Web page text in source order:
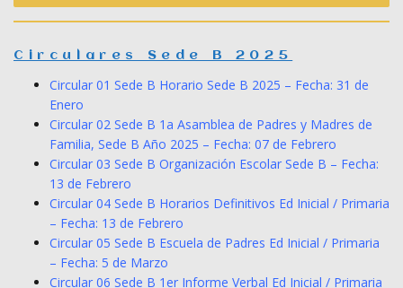
Circulares Sede B 2025
Circular 01 Sede B Horario Sede B 2025 – Fecha: 31 de
Enero
Circular 02 Sede B 1a Asamblea de Padres y Madres de
Familia, Sede B Año 2025 – Fecha: 07 de Febrero
Circular 03 Sede B Organización Escolar Sede B – Fecha:
13 de Febrero
Circular 04 Sede B Horarios Definitivos Ed Inicial / Primaria
– Fecha: 13 de Febrero
Circular 05 Sede B Escuela de Padres Ed Inicial / Primaria
– Fecha: 5 de Marzo
Circular 06 Sede B 1er Informe Verbal Ed Inicial / Primaria